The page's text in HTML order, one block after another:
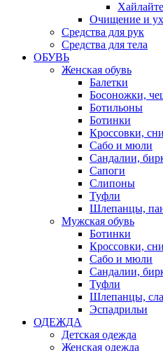
Очищение и
Средства для рук
Средства для тела
ОБУВЬ
Женская обувь
Балетки
Босоножки,
Ботильоны
Ботинки
Кроссовки,
Сабо и мюли
Сандалии,
Сапоги
Слипоны
Туфли
Шлепанцы,
Мужская обувь
Ботинки
Кроссовки,
Сабо и мюли
Сандалии,
Туфли
Шлепанцы,
Эспадрильи
ОДЕЖДА
Детская одежда
Женская одежда